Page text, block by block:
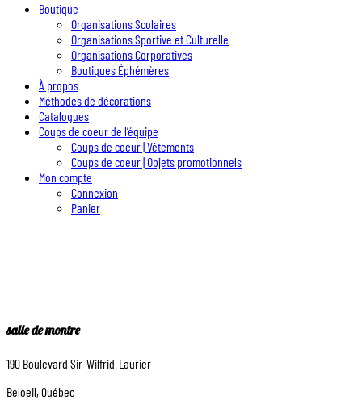
Boutique
Organisations Scolaires
Organisations Sportive et Culturelle
Organisations Corporatives
Boutiques Éphémères
À propos
Méthodes de décorations
Catalogues
Coups de coeur de l’équipe
Coups de coeur | Vêtements
Coups de coeur | Objets promotionnels
Mon compte
Connexion
Panier
salle de montre
190 Boulevard Sir-Wilfrid-Laurier
Beloeil, Québec